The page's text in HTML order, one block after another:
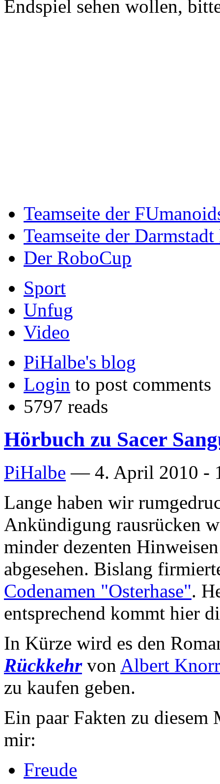
Endspiel sehen wollen,
Teamseite der
Teamseite der
Der RoboCup
Sport
Unfug
Video
PiHalbe's blog
Login to post comments
5797 reads
Hörbuch zu Sacer
PiHalbe — 4. April 2010 -
Lange haben wir
Ankündigung rausrücken
minder dezenten
abgesehen. Bislang
Codenamen "Osterhase".
entsprechend kommt hier
In Kürze wird es den
Rückkehrvon Albert Knorr
zu kaufen geben.
Ein paar Fakten zu
mir:
Freude